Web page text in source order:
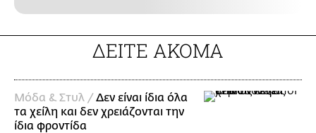
ΔΕΙΤΕ ΑΚΟΜΑ
Μόδα & Στυλ /Δεν είναι ίδια όλα
τα χείλη και δεν χρειάζονται την
ίδια φροντίδα